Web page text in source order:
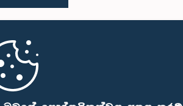
ප.ව. 2:48 - ප.ව. 2:53